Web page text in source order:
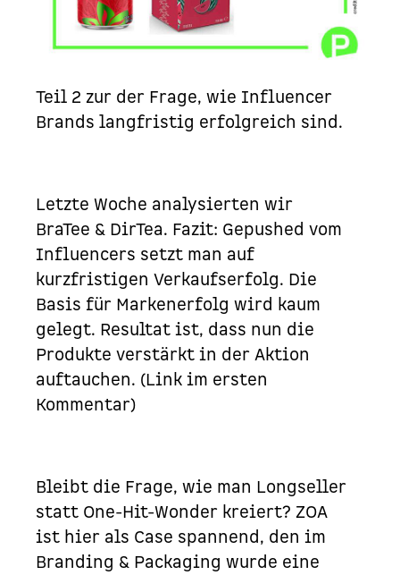
Teil 2 zur der Frage, wie Influencer
Brands langfristig erfolgreich sind.
Letzte Woche analysierten wir
BraTee & DirTea. Fazit: Gepushed vom
Influencers setzt man auf
kurzfristigen Verkaufserfolg. Die
Basis für Markenerfolg wird kaum
gelegt. Resultat ist, dass nun die
Produkte verstärkt in der Aktion
auftauchen. (Link im ersten
Kommentar)
Bleibt die Frage, wie man Longseller
statt One-Hit-Wonder kreiert?ZOA
ist hier als Case spannend, den im
Branding & Packaging wurde eine